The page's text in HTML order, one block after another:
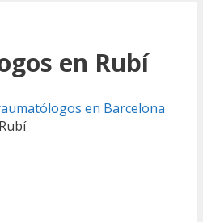
en Rubí
en Barcelona